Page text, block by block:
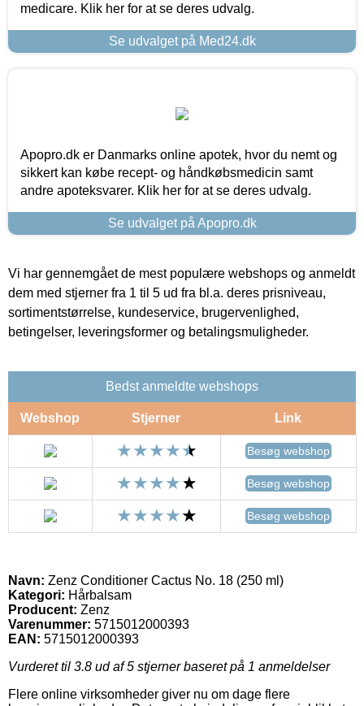
medicare. Klik her for at se deres udvalg.
Se udvalget på Med24.dk
Apopro.dk er Danmarks online apotek, hvor du nemt og
sikkert kan købe recept- og håndkøbsmedicin samt
andre apoteksvarer. Klik her for at se deres udvalg.
Se udvalget på Apopro.dk
Vi har gennemgået de mest populære webshops og anmeldt
dem med stjerner fra 1 til 5 ud fra bl.a. deres prisniveau,
sortimentstørrelse, kundeservice, brugervenlighed,
betingelser, leveringsformer og betalingsmuligheder.
Bedst anmeldte webshops
Webshop Stjerner Link
Besøg webshop
Besøg webshop
Besøg webshop
Navn: Zenz Conditioner Cactus No. 18 (250 ml)
Kategori: Hårbalsam
Producent: Zenz
Varenummer: 5715012000393
EAN: 5715012000393
Vurderet til 3.8 ud af 5 stjerner baseret på 1 anmeldelser
Flere online virksomheder giver nu om dage flere